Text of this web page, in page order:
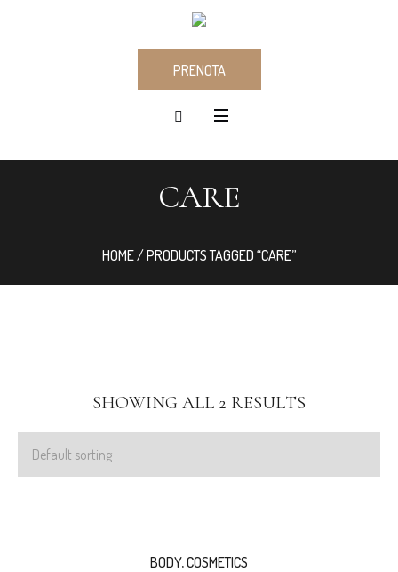
PRENOTA
CARE
HOME/ PRODUCTS TAGGED “CARE”
SHOWING ALL 2 RESULTS
BODY,COSMETICS